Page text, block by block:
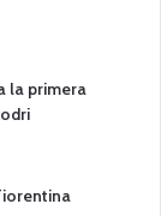
la primera